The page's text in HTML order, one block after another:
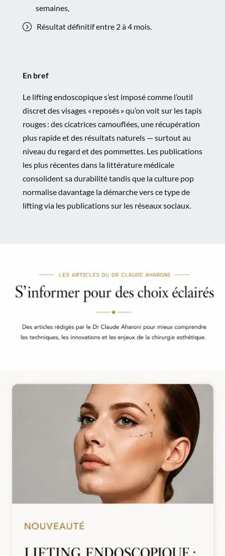
semaines,
Résultat définitif entre 2 à 4 mois.
En bref
Le lifting endoscopique s’est imposé comme l’outil
discret des visages « reposés » qu’on voit sur les tapis
rouges : des cicatrices camouflées, une récupération
plus rapide et des résultats naturels — surtout au
niveau du regard et des pommettes. Les publications
les plus récentes dans la littérature médicale
consolident sa durabilité tandis que la culture pop
normalise davantage la démarche vers ce type de
lifting via les publications sur les réseaux sociaux.